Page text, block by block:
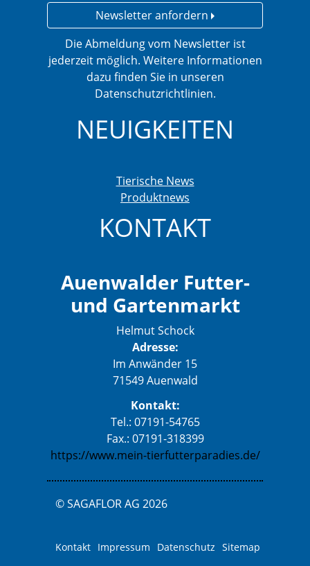
Newsletter anfordern
Die Abmeldung vom Newsletter ist
jederzeit möglich. Weitere Informationen
dazu finden Sie in unseren
Datenschutzrichtlinien.
NEUIGKEITEN
Tierische News
Produktnews
KONTAKT
Auenwalder Futter-
und Gartenmarkt
Helmut Schock
Adresse:
Im Anwänder 15
71549 Auenwald
Kontakt:
Tel.: 07191-54765
Fax.: 07191-318399
https://www.mein-tierfutterparadies.de/
© SAGAFLOR AG 2026
Kontakt Impressum Datenschutz Sitemap